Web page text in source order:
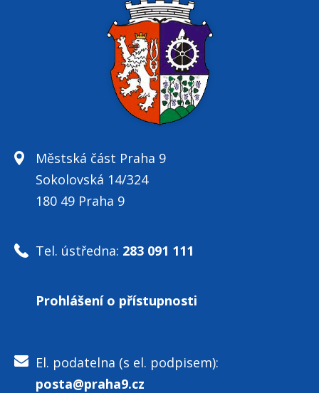
Městská část Praha 9
Sokolovská 14/324
180 49 Praha 9
Tel. ústředna: 283 091 111
Prohlášení o přístupnosti
El. podatelna (s el. podpisem):
posta@praha9.cz